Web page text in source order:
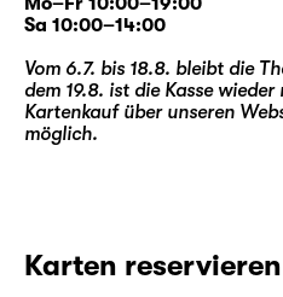
Sa 10:00–14:00
Vom 6.7. bis 18.8. bleibt die
dem 19.8. ist die Kasse
Kartenkauf über unseren
möglich.
Karten reservieren